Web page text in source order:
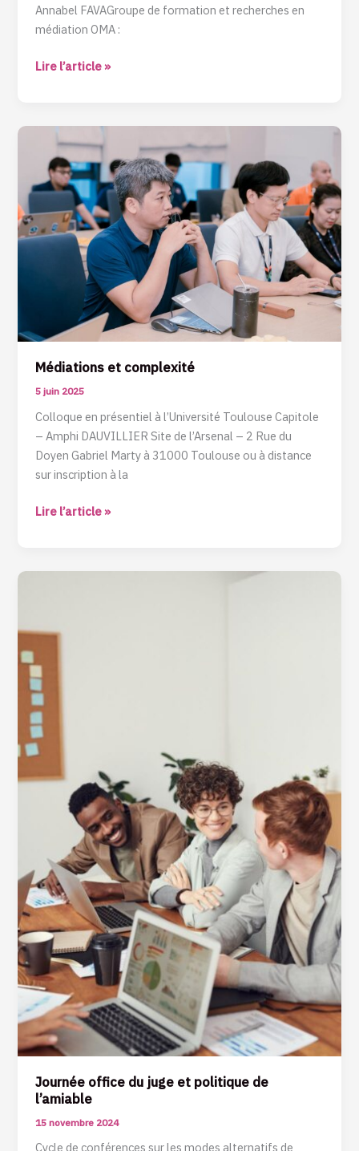
Annabel FAVAGroupe de formation et recherches en
médiation OMA :
Lire l’article »
Médiations et complexité
5 juin 2025
Colloque en présentiel à l’Université Toulouse Capitole
– Amphi DAUVILLIER Site de l’Arsenal – 2 Rue du
Doyen Gabriel Marty à 31000 Toulouse ou à distance
sur inscription à la
Médiations
complexité
Lire l’article »
Journée office du juge et politique de
l’amiable
15 novembre 2024
Cycle de conférences sur les modes alternatifs de
juge
politique
de
l’amiable